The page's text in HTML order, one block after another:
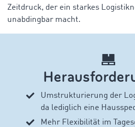
Zeitdruck, der ein starkes
unabdingbar macht.
Umstrukturierung der
da lediglich eine
Mehr Flexibilität im